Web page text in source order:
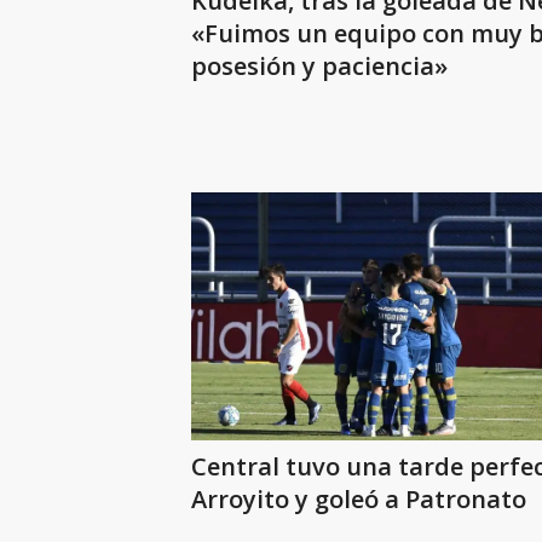
«Fuimos un equipo con muy
posesión y paciencia»
Central tuvo una tarde
Arroyito y goleó a Patronato